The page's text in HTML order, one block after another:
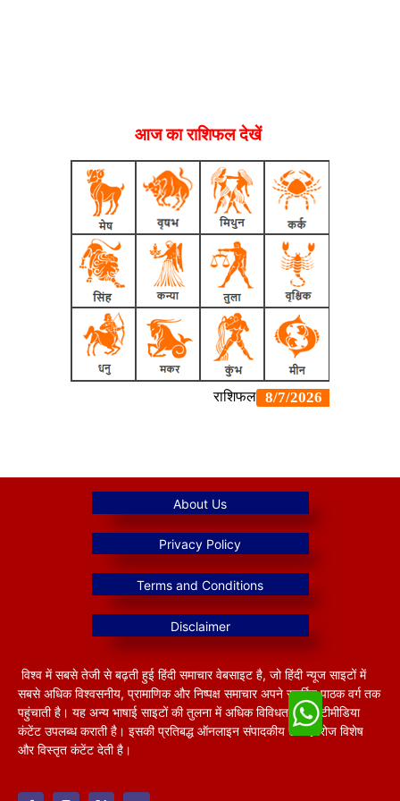
आज का राशिफल देखें
विश्व में सबसे तेजी से बढ़ती हुई हिंदी समाचार वेबसाइट है, जो हिंदी न्यूज साइटों में
सबसे अधिक विश्वसनीय, प्रामाणिक और निष्पक्ष समाचार अपने समर्पित पाठक वर्ग तक
पहुंचाती है। यह अन्य भाषाई साइटों की तुलना में अधिक विविधतापूर्ण मल्टीमीडिया
कंटेंट उपलब्ध कराती है। इसकी प्रतिबद्ध ऑनलाइन संपादकीय टीम हररोज विशेष
और विस्तृत कंटेंट देती है।